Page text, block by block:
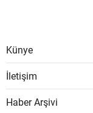
Künye
İletişim
Haber Arşivi